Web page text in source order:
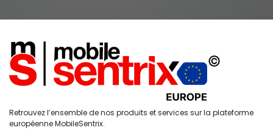
Étiquettes
Accueil Recherche
0
Compte
Retrouvez l’ensemble de nos produits et services sur la plateforme
européenne MobileSentrix.
Copyright © 2024 FMP-France. Tous droits réservés